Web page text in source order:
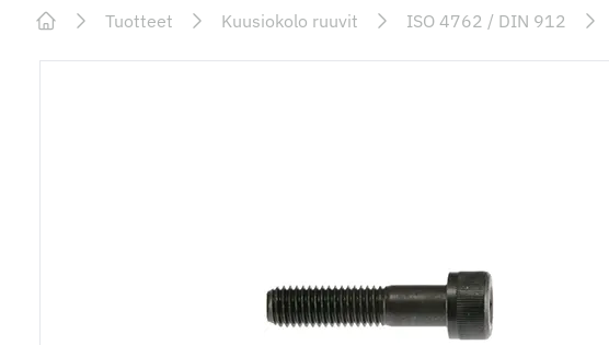
Tuotteet Kuusiokolo ruuvit ISO 4762 / DIN 912